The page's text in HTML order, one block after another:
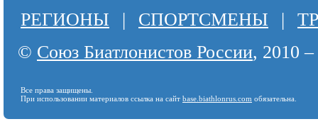
РЕГИОНЫ | СПОРТСМЕНЫ |
© Союз Биатлонистов России, 2010
Все права защищены.
При использовании материалов ссылка на сайт base.biathlonrus.com обязательна.